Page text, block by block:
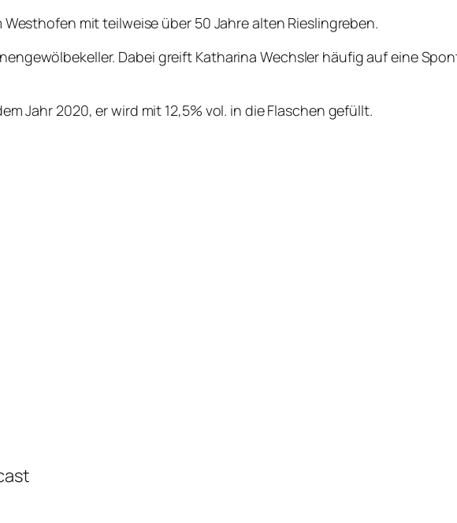
mit teilweise über 50 Jahre alten Rieslingreben.
Dabei greift Katharina Wechsler häufig auf eine
Jahr 2020, er wird mit 12,5% vol. in die Flaschen gefüllt.